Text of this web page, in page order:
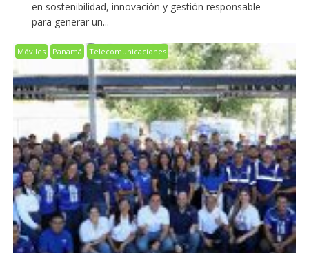
en sostenibilidad, innovación y gestión responsable
para generar un...
Móviles Panamá Telecomunicaciones